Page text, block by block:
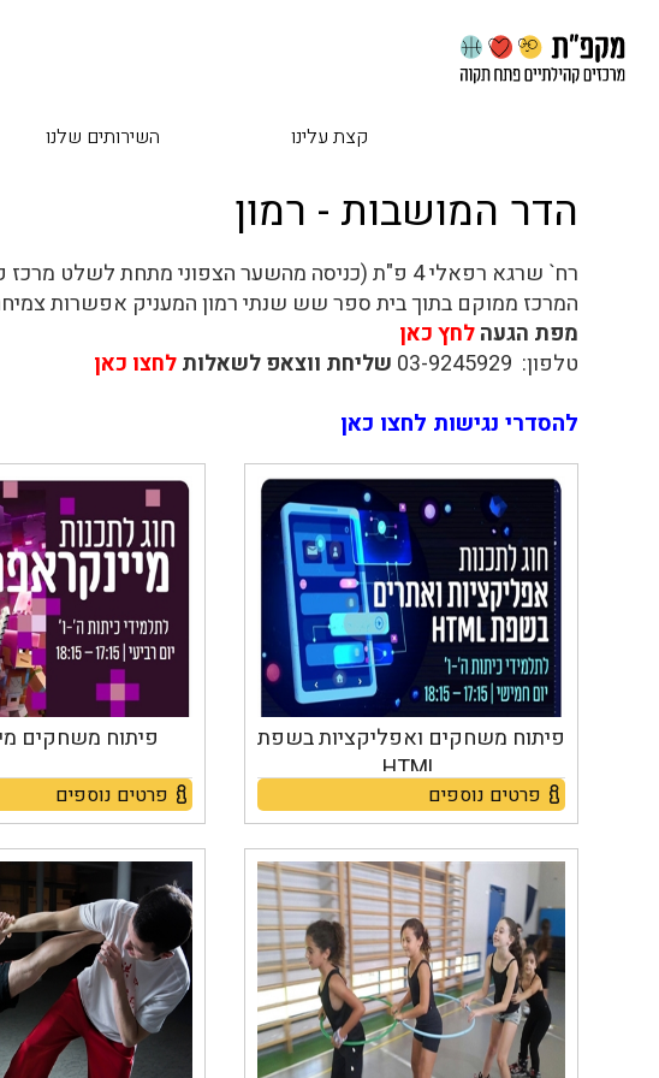
קצת עלינו השירותים שלנו
הדר המושבות - רמון
רח` שרגא רפאלי 4 פ"ת (כניסה מהשער הצפוני מתחת לשלט מרכז קהילתי רמון)
המרכז ממוקם בתוך בית ספר שש שנתי רמון המעניק אפשרות
מפת הגעהלחץ כאן
טלפון: 03-9245929
שליחת ווצאפ לשאלותלחצו כאן
להסדרי נגישות לחצו כאן
פיתוח משחקים ואפליקציות בשפת
HTML
פרטים נוספים
פיתוח משחקים
פרטים נוספים